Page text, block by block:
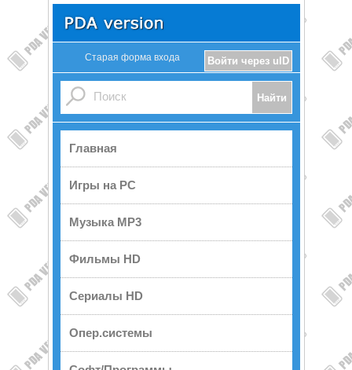
Войти через uID
Старая форма входа
Главная
Игры на PC
Музыка MP3
Фильмы HD
Сериалы HD
Опер.системы